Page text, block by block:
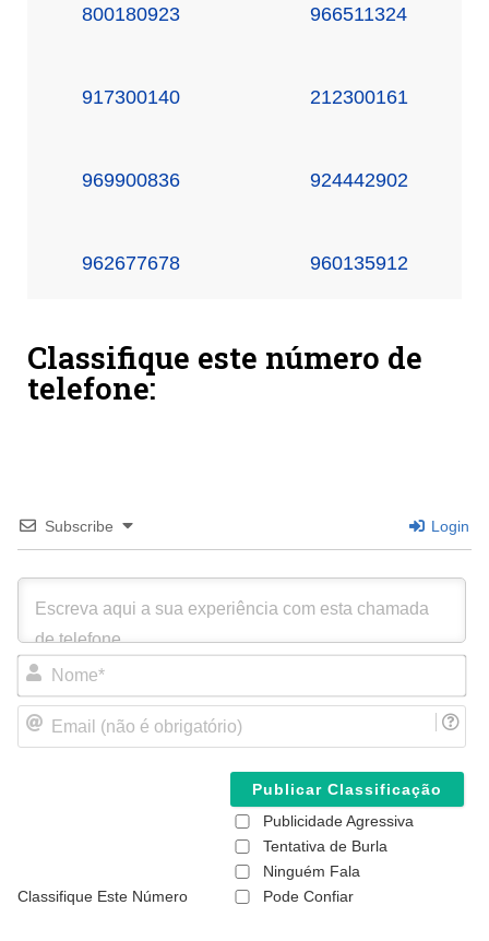
800180923 966511324
917300140 212300161
969900836 924442902
962677678 960135912
Classifique este número de
telefone:
Subscribe Login
N
m
a
Classifique Este Número
Publicidade Agressiva
Tentativa de Burla
Ninguém Fala
Pode Confiar